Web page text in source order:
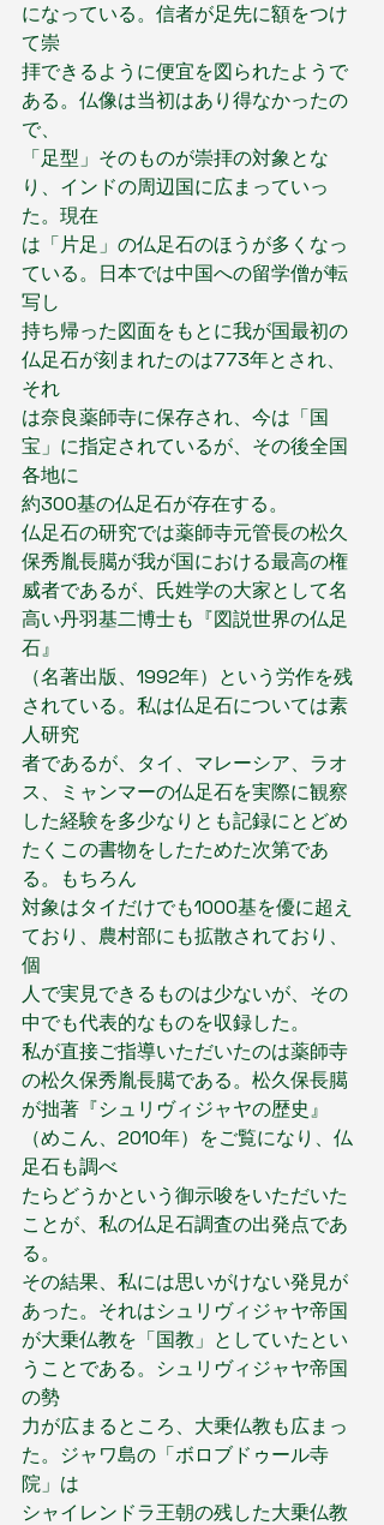
になっている。信者が足先に額をつけ
て崇
拝できるように便宜を図られたようで
ある。仏像は当初はあり得なかったの
で、
「足型」そのものが崇拝の対象とな
り、インドの周辺国に広まっていっ
た。現在
は「片足」の仏足石のほうが多くなっ
ている。日本では中国への留学僧が転
写し
持ち帰った図面をもとに我が国最初の
仏足石が刻まれたのは773年とされ、
それ
は奈良薬師寺に保存され、今は「国
宝」に指定されているが、その後全国
各地に
約300基の仏足石が存在する。
仏足石の研究では薬師寺元管長の松久
保秀胤長臈が我が国における最高の権
威者であるが、氏姓学の大家として名
高い丹羽基二博士も『図説世界の仏足
石』
（名著出版、1992年）という労作を残
されている。私は仏足石については素
人研究
者であるが、タイ、マレーシア、ラオ
ス、ミャンマーの仏足石を実際に観察
した経験を多少なりとも記録にとどめ
たくこの書物をしたためた次第であ
る。もちろん
対象はタイだけでも1000基を優に超え
ており、農村部にも拡散されており、
個
人で実見できるものは少ないが、その
中でも代表的なものを収録した。
私が直接ご指導いただいたのは薬師寺
の松久保秀胤長臈である。松久保長臈
が拙著『シュリヴィジャヤの歴史』
（めこん、2010年）をご覧になり、仏
足石も調べ
たらどうかという御示唆をいただいた
ことが、私の仏足石調査の出発点であ
る。
その結果、私には思いがけない発見が
あった。それはシュリヴィジャヤ帝国
が大乗仏教を「国教」としていたとい
うことである。シュリヴィジャヤ帝国
の勢
力が広まるところ、大乗仏教も広まっ
た。ジャワ島の「ボロブドゥール寺
院」は
シャイレンドラ王朝の残した大乗仏教